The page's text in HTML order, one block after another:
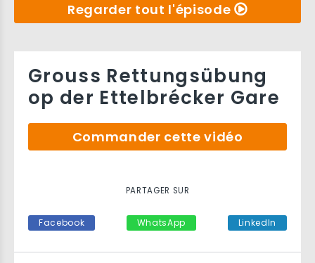
Regarder tout l'épisode
Grouss Rettungsübung
op der Ettelbrécker Gare
Commander cette vidéo
PARTAGER SUR
Facebook WhatsApp LinkedIn